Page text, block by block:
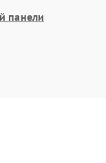
панели